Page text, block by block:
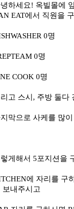
하세요! 옥빌몰에
EAT에서 직원을
0명
0명
COOK 0명
고 스시, 주방 둘다
막으로 사케를 많
게해서 5포지션을
에 자리를 구
보내주시고